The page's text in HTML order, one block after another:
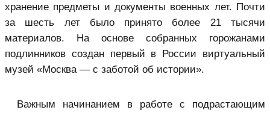
хранение предметы и документы военных лет. Почти
за шесть лет было принято более 21 тысячи
материалов. На основе собранных горожанами
подлинников создан первый в России виртуальный
музей «Москва — с заботой об истории».
Важным начинанием в работе с подрастающим